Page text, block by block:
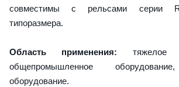
совместимы с рельсами серии
типоразмера.
Область применения: тяжелое
общепромышленное
оборудование.